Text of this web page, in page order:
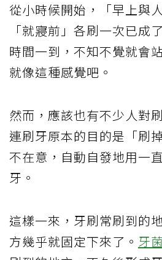
從小時候開始，「早上與
「就寢前」各刷一次已成
時間一到，不知不覺就
就像這種感覺吧。
然而，應該也有不少人對
連刷牙原本的目的是「刷
不在意，自動自發地用一
牙。
這樣一來，牙刷常刷到的
方幾乎就固定下來了。 牙